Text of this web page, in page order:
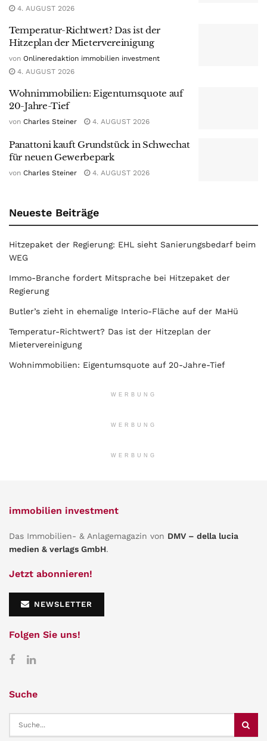
4. AUGUST 2026
Temperatur-Richtwert? Das ist der
Hitzeplan der Mietervereinigung
von Onlineredaktion immobilien investment
4. AUGUST 2026
Wohnimmobilien: Eigentumsquote auf
20-Jahre-Tief
von Charles Steiner 4. AUGUST 2026
Panattoni kauft Grundstück in Schwechat
für neuen Gewerbepark
von Charles Steiner 4. AUGUST 2026
Neueste Beiträge
Hitzepaket der Regierung: EHL sieht Sanierungsbedarf beim
WEG
Immo-Branche fordert Mitsprache bei Hitzepaket der
Regierung
Butler’s zieht in ehemalige Interio-Fläche auf der MaHü
Temperatur-Richtwert? Das ist der Hitzeplan der
Mietervereinigung
Wohnimmobilien: Eigentumsquote auf 20-Jahre-Tief
WERBUNG
WERBUNG
WERBUNG
immobilien investment
Das Immobilien- & Anlagemagazin von DMV – della lucia
medien & verlags GmbH.
Jetzt abonnieren!
NEWSLETTER
Folgen Sie uns!
Suche